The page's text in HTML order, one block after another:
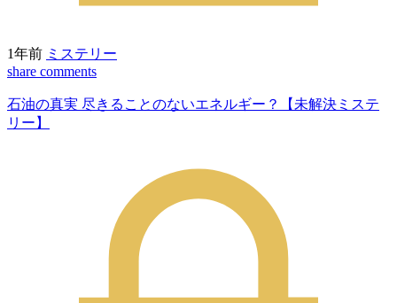
1年前 ミステリー
share comments
石油の真実 尽きることのないエネルギー？【未解決ミステ
リー】